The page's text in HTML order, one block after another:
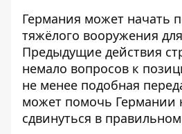
Германия может начать
тяжёлого вооружения
Предыдущие действия
немало вопросов к
не менее подобная
может помочь Германии
сдвинуться в